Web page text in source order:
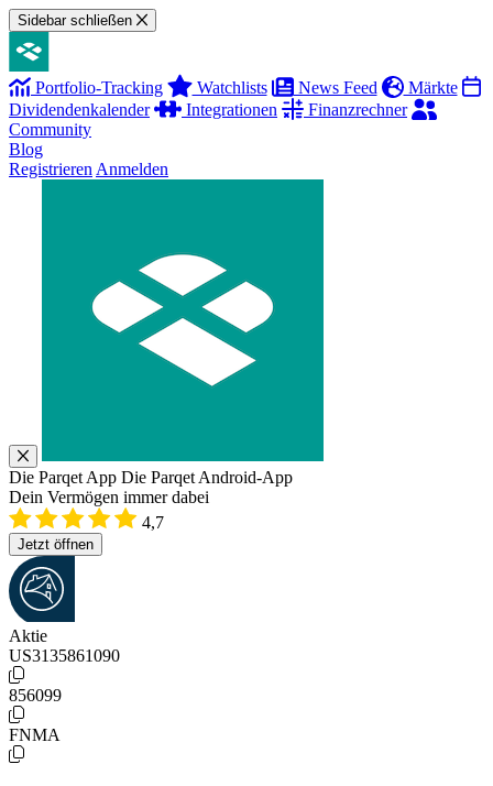
Sidebar schließen
Portfolio-Tracking Watchlists News Feed
Märkte
Dividendenkalender
Integrationen
Finanzrechner
Community
Blog
Registrieren Anmelden
Die Parqet App Die Parqet Android-App
Dein Vermögen immer dabei
4,7
Jetzt öffnen
Aktie
US3135861090
856099
FNMA